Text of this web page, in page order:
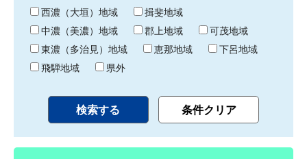
り 西濃（大垣）地域
揖斐地域
中濃（美濃）地域
郡上地域
可茂地域
東濃（多治見）地域
恵那地域
下呂地域
飛騨地域
県外